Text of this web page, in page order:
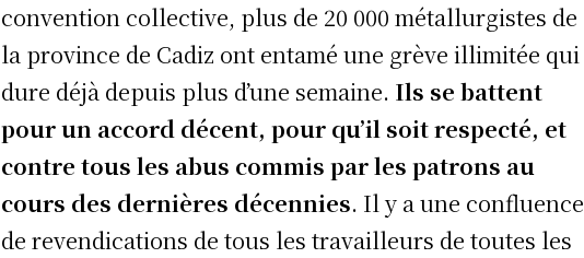
convention collective, plus de 20 000 métallurgistes de
la province de Cadiz ont entamé une grève illimitée qui
dure déjà depuis plus d’une semaine. Ils se battent
pour un accord décent, pour qu’il soit respecté, et
contre tous les abus commis par les patrons au
cours des dernières décennies. Il y a une confluence
de revendications de tous les travailleurs de toutes les